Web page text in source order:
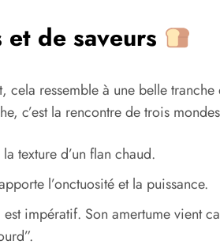
de saveurs
cela ressemble à une belle
c’est la rencontre de trois
texture d’un flan chaud.
l’onctuosité et la puissance.
impératif. Son amertume vient